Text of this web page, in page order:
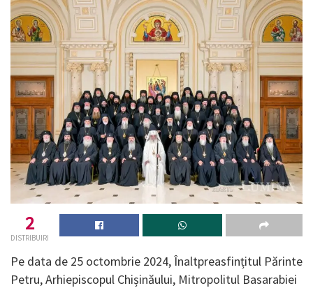
2
DISTRIBUIRI
Pe data de 25 octombrie 2024, Înaltpreasfințitul Părinte
Petru, Arhiepiscopul Chișinăului, Mitropolitul Basarabiei